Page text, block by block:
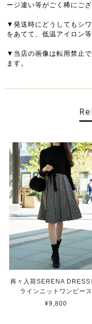
ージ違い等がごく稀にござ
▼発送時にどうしてもシ
をあてて、低温アイロン
▼当店の画像は転用禁止
ます。
再々入荷SERENA
ラインニットワンピース
¥9,800